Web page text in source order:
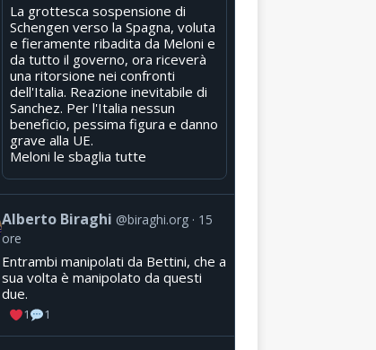
La grottesca sospensione di
Schengen verso la Spagna, voluta
e fieramente ribadita da Meloni e
da tutto il governo, ora riceverà
una ritorsione nei confronti
dell'Italia. Reazione inevitabile di
Sanchez. Per l'Italia nessun
beneficio, pessima figura e danno
grave alla UE.
Meloni le sbaglia tutte
Alberto Biraghi @biraghi.org
15
ore
Entrambi manipolati da Bettini, che a
sua volta è manipolato da questi
due.
1 1